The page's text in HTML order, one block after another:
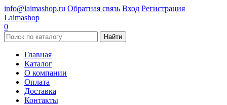
info@laimashop.ru Обратная связь Вход Регистрация
Laimashop
0
Найти
Главная
Каталог
О компании
Оплата
Доставка
Контакты